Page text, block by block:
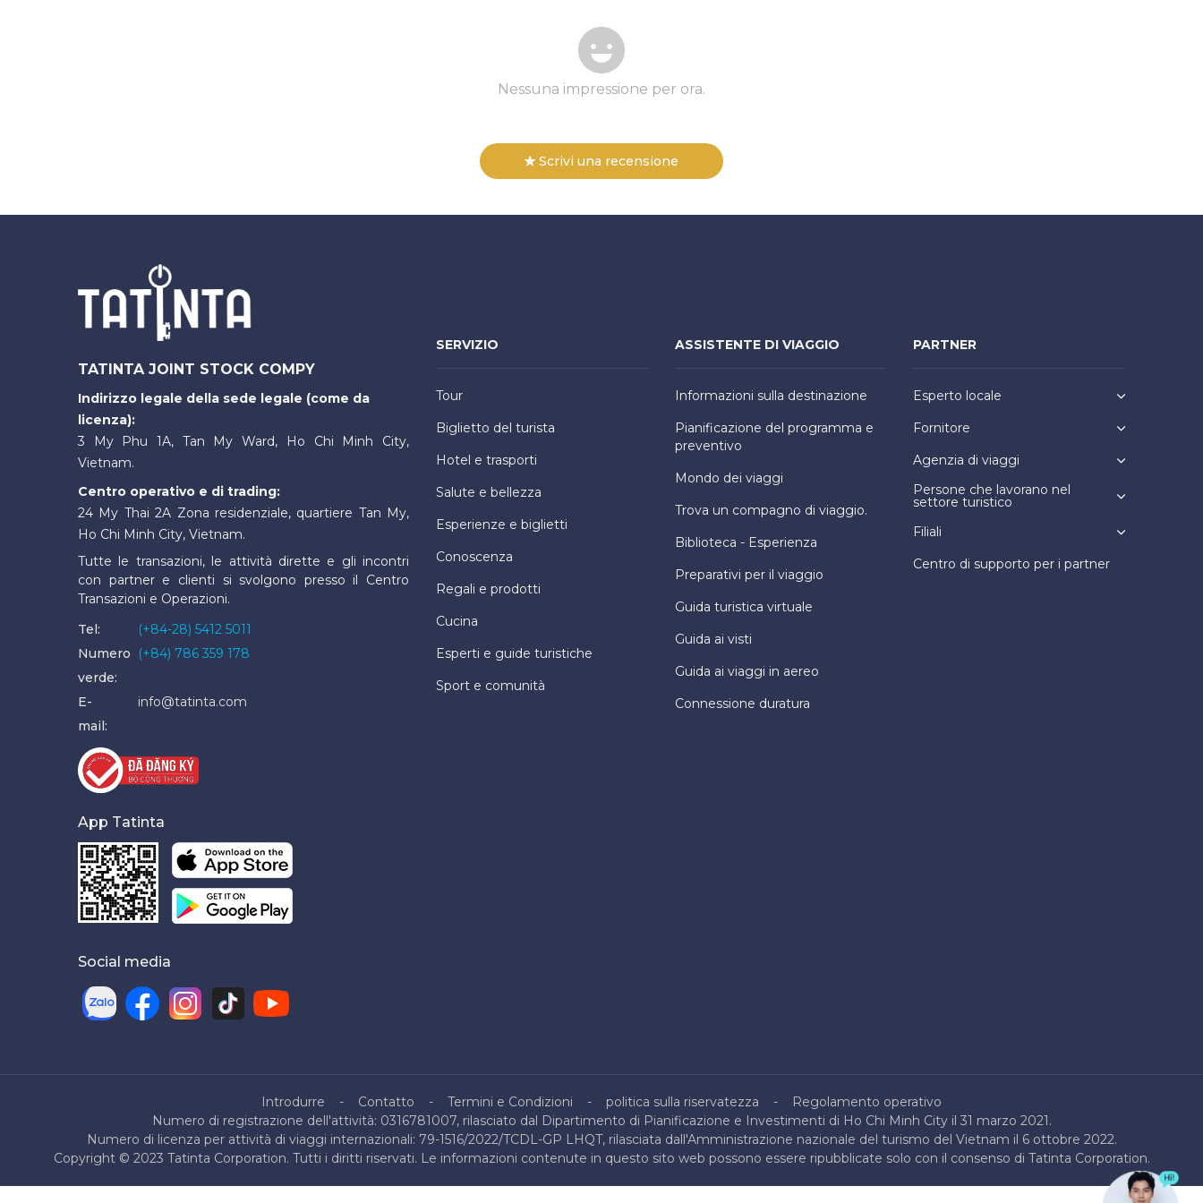
Nessuna impressione per ora.
Scrivi una recensione
TATINTA JOINT STOCK COMPY
Indirizzo legale della sede legale (come da
licenza):
3 My Phu 1A, Tan My Ward, Ho Chi Minh City,
Vietnam.
Centro operativo e di trading:
24 My Thai 2A Zona residenziale, quartiere Tan My,
Ho Chi Minh City, Vietnam.
Tutte le transazioni, le attività dirette e gli incontri
con partner e clienti si svolgono presso il Centro
Transazioni e Operazioni.
Tel:
(+84-28) 5412 5011
Numero
verde:
(+84) 786 359 178
E-
mail:
info@tatinta.com
App Tatinta
Social media
SERVIZIO
Tour
Biglietto del turista
Hotel e trasporti
Salute e bellezza
Esperienze e biglietti
Conoscenza
Regali e prodotti
Cucina
Esperti e guide turistiche
Sport e comunità
ASSISTENTE DI VIAGGIO
Informazioni sulla destinazione
Pianificazione del programma e
preventivo
Mondo dei viaggi
Trova un compagno di viaggio.
Biblioteca - Esperienza
Preparativi per il viaggio
Guida turistica virtuale
Guida ai visti
Guida ai viaggi in aereo
Connessione duratura
PARTNER
Esperto locale
Fornitore
Agenzia di viaggi
Persone che lavorano nel
settore turistico
Filiali
Centro di supporto per i partner
Introdurre Contatto Termini e Condizioni politica sulla riservatezza
Regolamento operativo
Numero di registrazione dell'attività: 0316781007, rilasciato dal Dipartimento di Pianificazione e Investimenti di Ho Chi Minh City il 31 marzo 2021.
Numero di licenza per attività di viaggi internazionali: 79-1516/2022/TCDL-GP LHQT, rilasciata dall'Amministrazione nazionale del turismo del Vietnam il 6 ottobre 2022.
Copyright © 2023 Tatinta Corporation. Tutti i diritti riservati. Le informazioni contenute in questo sito web possono essere ripubblicate solo con il consenso di Tatinta Corporation.